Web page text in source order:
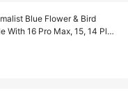
Blue Flower & Bird
14 Plus,